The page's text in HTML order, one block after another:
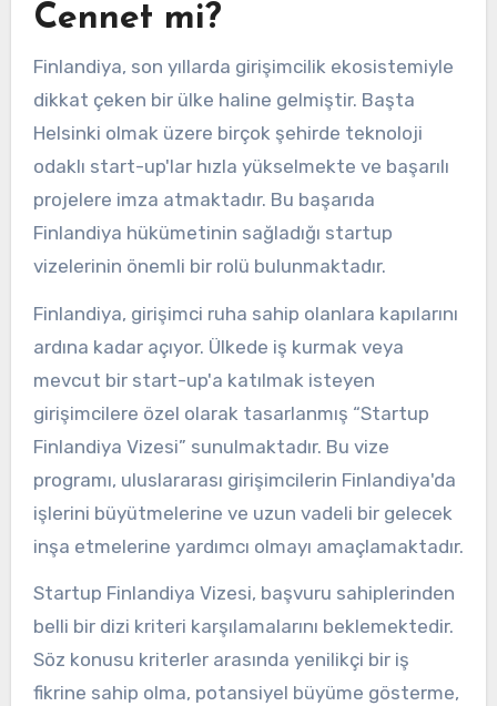
Cennet mi?
Finlandiya, son yıllarda girişimcilik ekosistemiyle
dikkat çeken bir ülke haline gelmiştir. Başta
Helsinki olmak üzere birçok şehirde teknoloji
odaklı start-up'lar hızla yükselmekte ve başarılı
projelere imza atmaktadır. Bu başarıda
Finlandiya hükümetinin sağladığı startup
vizelerinin önemli bir rolü bulunmaktadır.
Finlandiya, girişimci ruha sahip olanlara kapılarını
ardına kadar açıyor. Ülkede iş kurmak veya
mevcut bir start-up'a katılmak isteyen
girişimcilere özel olarak tasarlanmış “Startup
Finlandiya Vizesi” sunulmaktadır. Bu vize
programı, uluslararası girişimcilerin Finlandiya'da
işlerini büyütmelerine ve uzun vadeli bir gelecek
inşa etmelerine yardımcı olmayı amaçlamaktadır.
Startup Finlandiya Vizesi, başvuru sahiplerinden
belli bir dizi kriteri karşılamalarını beklemektedir.
Söz konusu kriterler arasında yenilikçi bir iş
fikrine sahip olma, potansiyel büyüme gösterme,